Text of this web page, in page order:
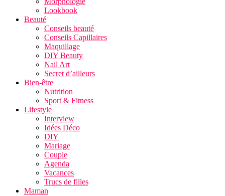
Lookbook
Beauté
Conseils beauté
Conseils Capillaires
Maquillage
DIY Beauty
Nail Art
Secret d’ailleurs
Bien-être
Nutrition
Sport & Fitness
Lifestyle
Interview
Idées Déco
DIY
Mariage
Couple
Agenda
Vacances
Trucs de filles
Maman